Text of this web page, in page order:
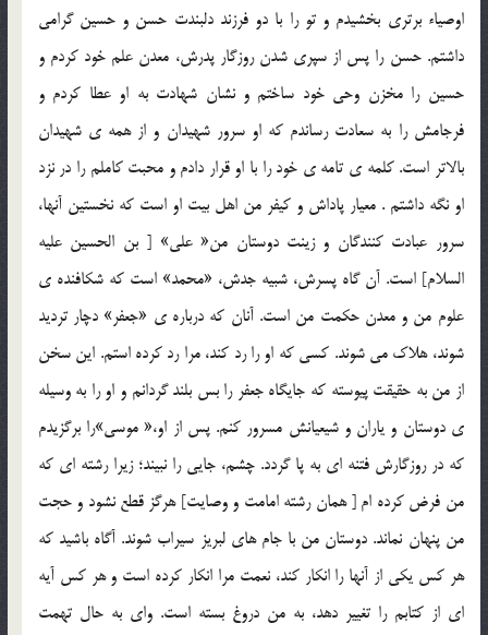
اوصياء برتري بخشيدم و تو را با دو فرزند دلبندت حسن و حسين گرامي
داشتم. حسن را پس از سپري شدن روزگار پدرش، معدن علم خود کردم و
حسين را مخزن وحي خود ساختم و نشان شهادت به او عطا کردم و
فرجامش را به سعادت رساندم که او سرور شهيدان و از همه ي شهيدان
بالاتر است. کلمه ي تامه ي خود را با او قرار دادم و محبت کاملم را در نزد
او نگه داشتم . معيار پاداش و کيفر من اهل بيت او است که نخستين آنها،
سرور عبادت کنندگان و زينت دوستان من« علي» [ بن الحسين عليه
السلام] است. آن گاه پسرش، شبيه جدش، «محمد» است که شکافنده ي
علوم من و معدن حکمت من است. آنان که درباره ي «جعفر» دچار ترديد
شوند، هلاک مي شوند. کسي که او را رد کند، مرا رد کرده استم. اين سخن
از من به حقيقت پيوسته که جايگاه جعفر را بس بلند گردانم و او را به وسيله
ي دوستان و ياران و شيعيانش مسرور کنم. پس از او،« موسي»را برگزيدم
که در روزگارش فتنه اي به پا گردد. چشم، جايي را نبيند؛ زيرا رشته اي که
من فرض کرده ام [ همان رشته امامت و وصايت] هرگز قطع نشود و حجت
من پنهان نماند. دوستان من با جام هاي لبريز سيراب شوند. آگاه باشيد که
هر کس يکي از آنها را انکار کند، نعمت مرا انکار کرده است و هر کس آيه
اي از کتابم را تغيير دهد، به من دروغ بسته است. واي به حال تهمت